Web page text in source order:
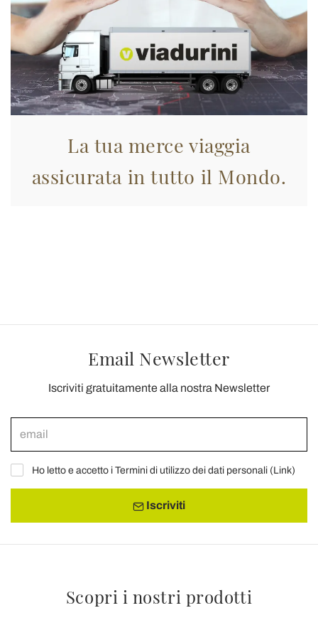
La tua merce viaggia
assicurata in tutto il Mondo.
Email Newsletter
Iscriviti gratuitamente alla nostra Newsletter
Ho letto e accetto i Termini di utilizzo dei dati personali (Link)
Iscriviti
Scopri i nostri prodotti